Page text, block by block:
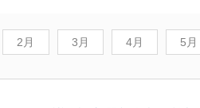
2月 3月 4月 5月